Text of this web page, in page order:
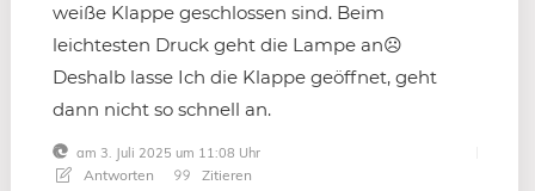
weiße Klappe geschlossen sind. Beim
leichtesten Druck geht die Lampe an☹️
Deshalb lasse Ich die Klappe geöffnet, geht
dann nicht so schnell an.
am 3. Juli 2025 um 11:08 Uhr
Antworten Zitieren